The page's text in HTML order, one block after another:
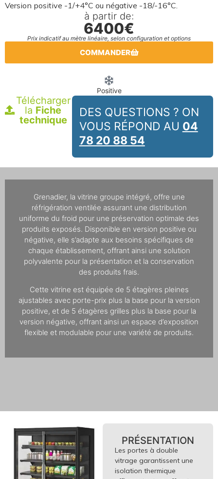
Version positive -1/+4°C ou négative -18/-16°C.
à partir de:
6400€
Prix indicatif au mètre linéaire, selon configuration et options
COMMANDER
Positive
Télécharger
la Fiche
technique
DES QUESTIONS ? ON
VOUS RÉPOND AU 04
78 20 88 54
Grenadier, la vitrine groupe intégré, offre une
réfrigération ventilée assurant une distribution
uniforme du froid pour une préservation optimale des
produits exposés. Disponible en version positive ou
négative, elle s’adapte aux besoins spécifiques de
chaque établissement, offrant ainsi une solution
polyvalente pour la présentation et la conservation
des produits frais.
Cette vitrine est équipée de 5 étagères pleines
ajustables avec porte-prix plus la base pour la version
positive, et de 5 étagères grilles plus la base pour la
version négative, offrant ainsi un espace d’exposition
flexible et modulable pour une variété de produits.
PRÉSENTATION
Les portes à double
vitrage garantissent une
isolation thermique